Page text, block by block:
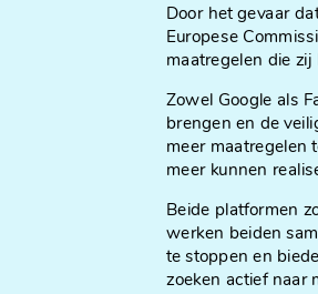
Door het gevaar
Europese
maatregelen die
Zowel Google als
brengen en de
meer maatregelen
meer kunnen
Beide platformen
werken beiden
te stoppen en
zoeken actief naar